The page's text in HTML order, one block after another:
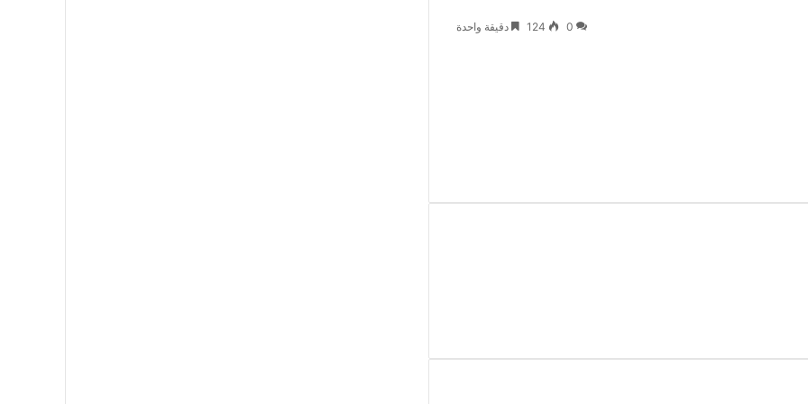
0
124 دقيقة واحدة